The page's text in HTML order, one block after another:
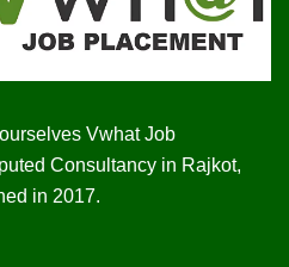
Vwhat Job
Consultancy in Rajkot,
in 2017.